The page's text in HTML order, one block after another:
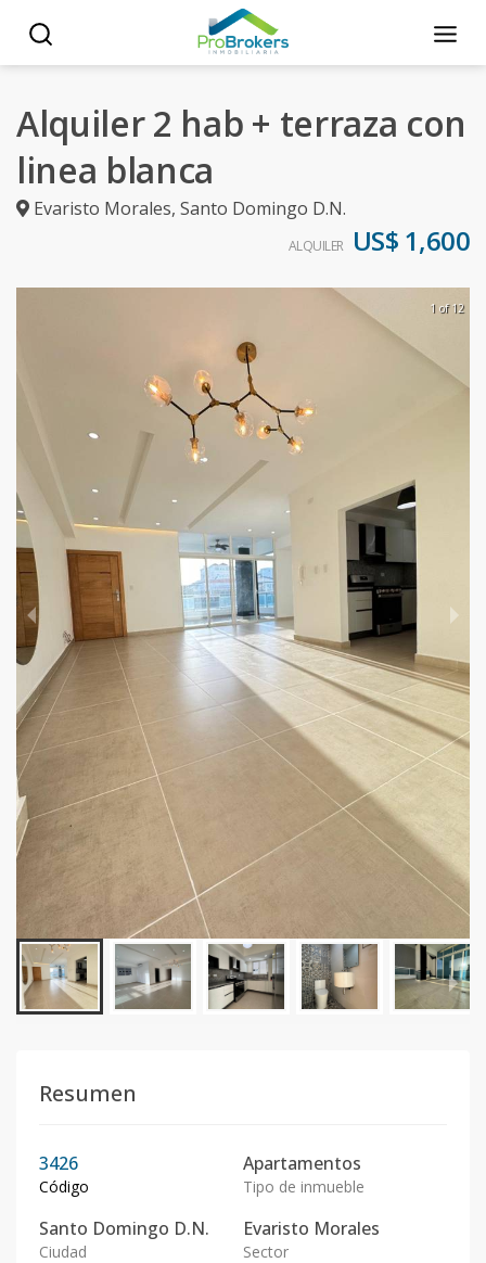
Alquiler 2 hab + terraza con
linea blanca
Evaristo Morales, Santo Domingo D.N.
ALQUILER US$ 1,600
1 of 12
Resumen
3426
Código
Apartamentos
Tipo de inmueble
Santo Domingo D.N.
Ciudad
Evaristo Morales
Sector